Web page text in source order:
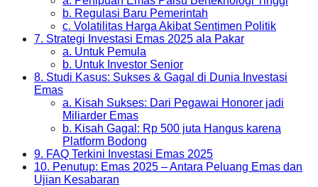
b. Regulasi Baru Pemerintah
c. Volatilitas Harga Akibat Sentimen Politik
7. Strategi Investasi Emas 2025 ala Pakar
a. Untuk Pemula
b. Untuk Investor Senior
8. Studi Kasus: Sukses & Gagal di Dunia Investasi
Emas
a. Kisah Sukses: Dari Pegawai Honorer jadi
Miliarder Emas
b. Kisah Gagal: Rp 500 juta Hangus karena
Platform Bodong
9. FAQ Terkini Investasi Emas 2025
10. Penutup: Emas 2025 – Antara Peluang Emas dan
Ujian Kesabaran